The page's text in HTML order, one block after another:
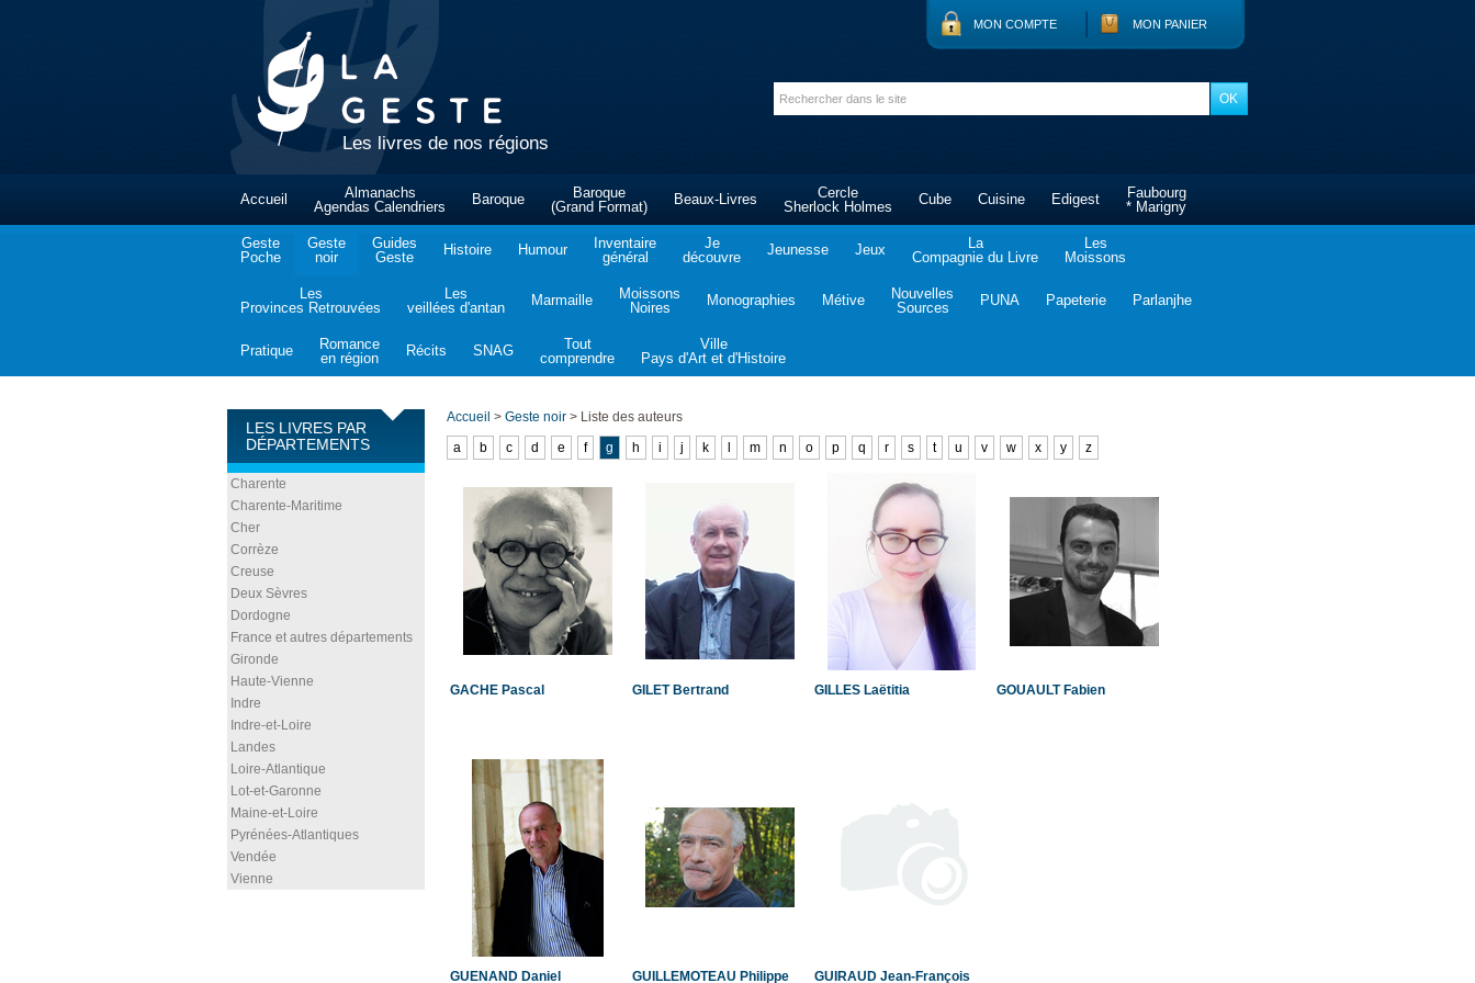
Les livres de nos régions
MON COMPTE MON PANIER
Accueil
Almanachs
Agendas Calendriers
Baroque
Baroque
(Grand Format)
Beaux-Livres
Cercle
Sherlock Holmes
Cube Cuisine Edigest
Faubourg
* Marigny
Geste
Poche
Geste
noir
Guides
Geste
Histoire Humour
Inventaire
général
Je
découvre
Jeunesse Jeux
La
Compagnie du Livre
Les
Moissons
Les
Provinces Retrouvées
Les
veillées d'antan
Marmaille
Moissons
Noires
Monographies Métive
Nouvelles
Sources
PUNA Papeterie Parlanjhe
Pratique
Romance
en région
Récits SNAG
Tout
comprendre
Ville
Pays d'Art et d'Histoire
LES LIVRES PAR
DÉPARTEMENTS
Charente
Charente-Maritime
Cher
Corrèze
Creuse
Deux Sèvres
Dordogne
France et autres départements
Gironde
Haute-Vienne
Indre
Indre-et-Loire
Landes
Loire-Atlantique
Lot-et-Garonne
Maine-et-Loire
Pyrénées-Atlantiques
Vendée
Vienne
Accueil > Geste noir > Liste des auteurs
a
b c d e f g h i j k m n o p q r s t u v w x y z
GACHE Pascal GILET Bertrand GILLES Laëtitia GOUAULT Fabien
GUENAND Daniel GUILLEMOTEAU Philippe GUIRAUD Jean-François